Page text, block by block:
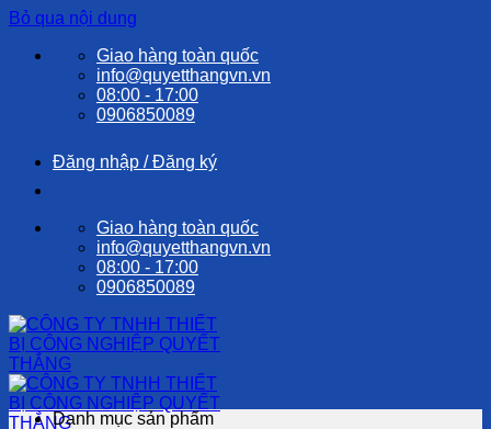
Bỏ qua nội dung
Giao hàng toàn quốc
info@quyetthangvn.vn
08:00 - 17:00
0906850089
Đăng nhập / Đăng ký
Giao hàng toàn quốc
info@quyetthangvn.vn
08:00 - 17:00
0906850089
Danh mục sản phẩm